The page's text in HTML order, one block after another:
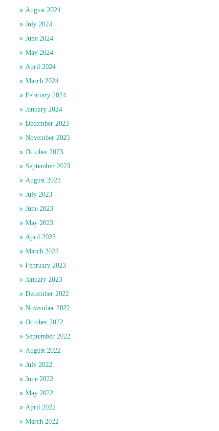
August 2024
July 2024
June 2024
May 2024
April 2024
March 2024
February 2024
January 2024
December 2023
November 2023
October 2023
September 2023
August 2023
July 2023
June 2023
May 2023
April 2023
March 2023
February 2023
January 2023
December 2022
November 2022
October 2022
September 2022
August 2022
July 2022
June 2022
May 2022
April 2022
March 2022